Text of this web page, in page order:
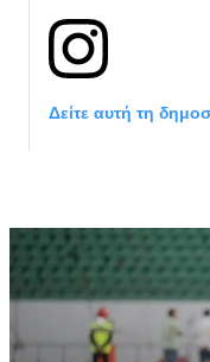
Δείτε αυτή τη